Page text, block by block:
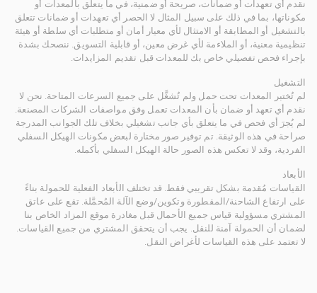
نقدم أي تعهدات أو ضمانات، صريحة أو ضمنية، في ما يتعلق بالمعدات أو
مكوناتها، بما في ذلك على سبيل المثال لا الحصر أي تعهدات أو ضمانات تتعلق
بالتشغيل أو المطابقة أو الامتثال لأي معيار أمان أو متطلبات أي سلطة أو هيئة
تنظيمية معنية، أو الملاءمة لأي غرض معين، أو قابلية التسويق. ننصحك بشدة
بإجراء فحص تفصيلي خاص بك للمعدات قبل تقديم المزايدات.
التشغيل
لم تُختبر المعدات تحت حمل ولم تُشغَّل على جميع السرعات المتاحة. نحن لا
نقدم أي تعهد أو ضمان بأن المعدات تعمل وفق مواصفات الشركات المصنعة.
لم يُجرَ أي فحص في ما يتعلق بأي جانب تشغيلي بخلاف تلك الجوانب المدرجة
صراحة في هذه الوثيقة. تم توفير صور مختارة لبعض مكونات الهيكل السفلي
الفردية، وقد لا تعكس هذه الصور حالة الهيكل السفلي بأكمله.
الأبعاد
القياسات مُقدمة بشكل تقريبي فقط. قد تختلف الأبعاد الفعلية للحمولة بناءً
على ارتفاع الشاحنة/المقطورة وتكوين/وضع الآلة المُحمَّلة. تقع على عاتق
المشتري مسؤولية قياس جميع الأحمال قبل مغادرة موقع المزاد الخاص بنا
لضمان أن الحمولة آمنة للنقل. يجب أن يتحقق المشتري من جميع القياسات.
لا تعتمد على هذه القياسات لأغراض النقل.